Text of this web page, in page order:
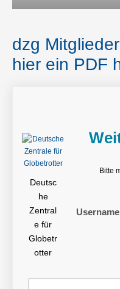
dzg
hier ein PDF
Deutsc
he
Zentral
e für
Globetr
otter
Bitte